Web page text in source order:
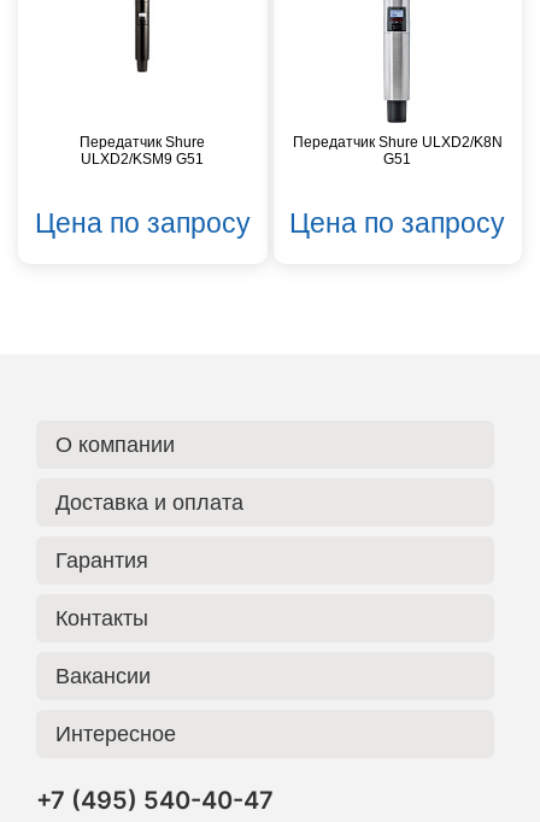
Передатчик Shure
ULXD2/KSM9 G51
Цена по запросу
Передатчик Shure ULXD2/K8N
G51
Цена по запросу
О компании
Доставка и оплата
Гарантия
Контакты
Вакансии
Интересное
+7 (495) 540-40-47